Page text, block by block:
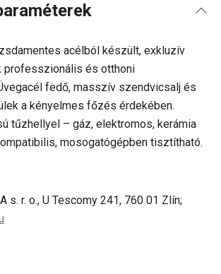
acélból készült, exkluzív
professzionális és otthoni
fedő, masszív szendvicsalj és
a kényelmes főzés érdekében.
tűzhellyel – gáz, elektromos, kerámia
mosogatógépben tisztítható.
s. r. o., U Tescomy 241, 760 01 Zlín;